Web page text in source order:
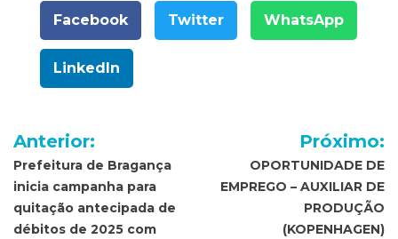
Facebook Twitter WhatsApp
LinkedIn
Navegação
de
Post
Anterior:
Prefeitura de Bragança
inicia campanha para
quitação antecipada de
débitos de 2025 com
Próximo:
OPORTUNIDADE DE
EMPREGO – AUXILIAR DE
PRODUÇÃO
(KOPENHAGEN)